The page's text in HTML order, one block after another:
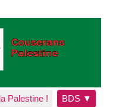
Palestine !
BDS ▼